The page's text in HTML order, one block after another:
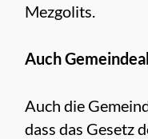
Mezgolits.
Auch
Auch die
dass das Gesetz